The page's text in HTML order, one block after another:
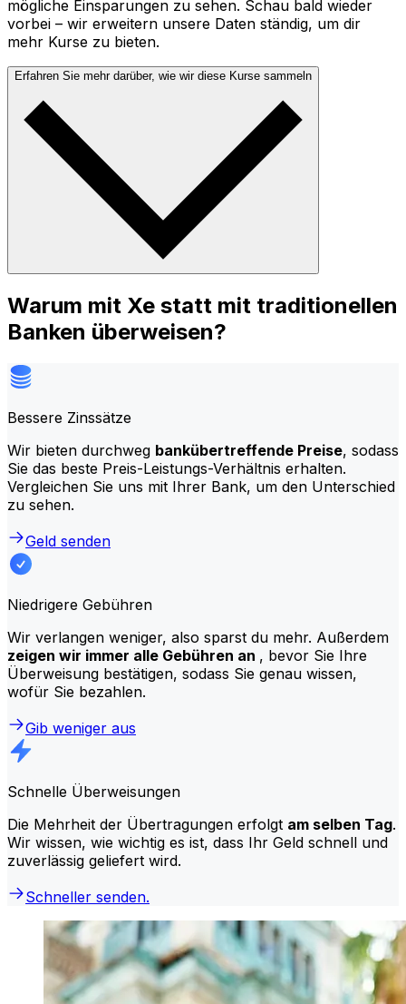
mögliche Einsparungen zu sehen. Schau bald wieder
vorbei – wir erweitern unsere Daten ständig, um dir
mehr Kurse zu bieten.
Erfahren Sie mehr darüber, wie wir diese Kurse sammeln
Warum mit Xe statt mit traditionellen
Banken überweisen?
Bessere Zinssätze
Wir bieten durchweg bankübertreffende Preise, sodass
Sie das beste Preis-Leistungs-Verhältnis erhalten.
Vergleichen Sie uns mit Ihrer Bank, um den Unterschied
zu sehen.
Geld senden
Niedrigere Gebühren
Wir verlangen weniger, also sparst du mehr. Außerdem
zeigen wir immer alle Gebühren an , bevor Sie Ihre
Überweisung bestätigen, sodass Sie genau wissen,
wofür Sie bezahlen.
Gib weniger aus
Schnelle Überweisungen
Die Mehrheit der Übertragungen erfolgt am selben Tag.
Wir wissen, wie wichtig es ist, dass Ihr Geld schnell und
zuverlässig geliefert wird.
Schneller senden.